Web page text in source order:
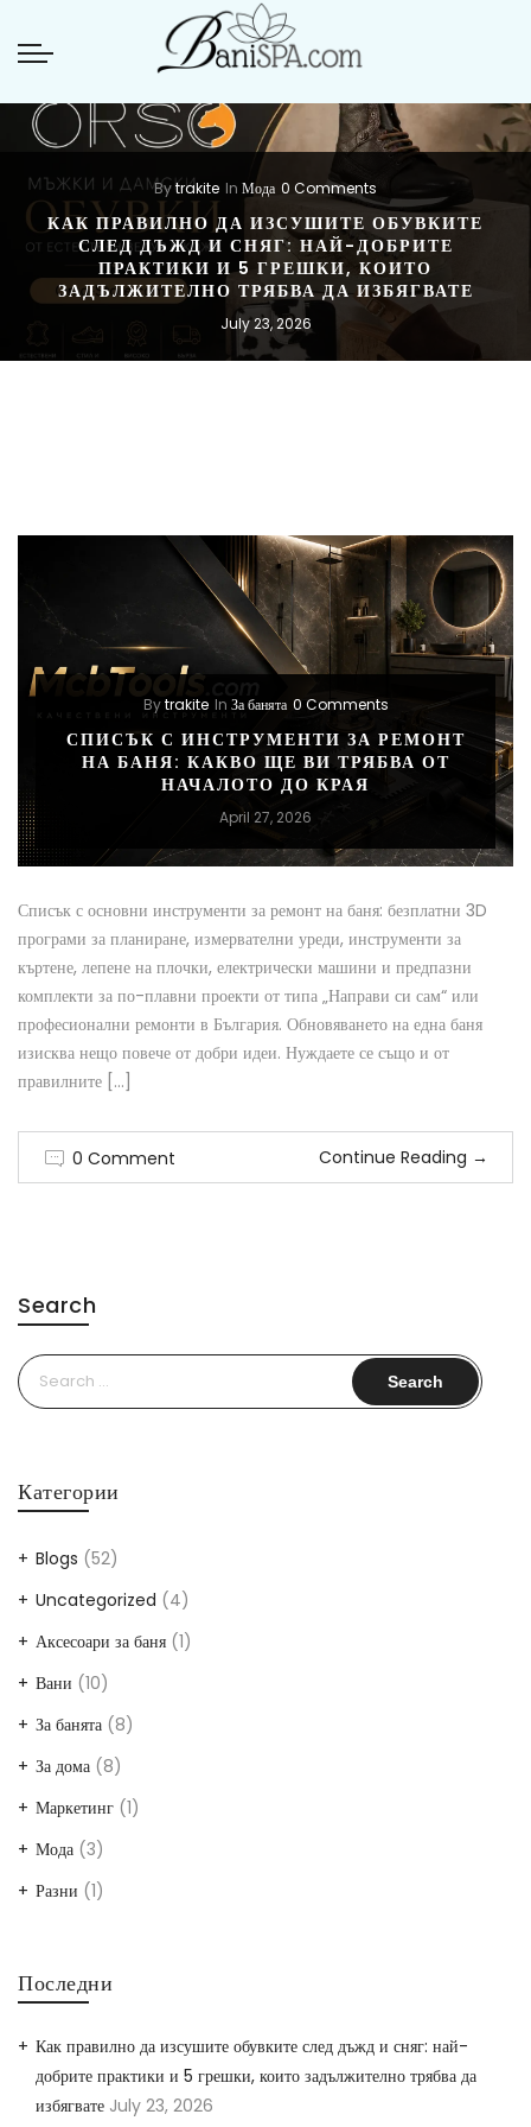
Bytrakite In Мода 0 Comments
КАК ПРАВИЛНО ДА ИЗСУШИТЕ ОБУВКИТЕ
СЛЕД ДЪЖД И СНЯГ: НАЙ-ДОБРИТЕ
ПРАКТИКИ И 5 ГРЕШКИ, КОИТО
ЗАДЪЛЖИТЕЛНО ТРЯБВА ДА ИЗБЯГВАТЕ
July 23, 2026
Bytrakite In За банята 0 Comments
СПИСЪК С ИНСТРУМЕНТИ ЗА РЕМОНТ
НА БАНЯ: КАКВО ЩЕ ВИ ТРЯБВА ОТ
НАЧАЛОТО ДО КРАЯ
April 27, 2026
Списък с основни инструменти за ремонт на баня: безплатни 3D
програми за планиране, измервателни уреди, инструменти за
къртене, лепене на плочки, електрически машини и предпазни
комплекти за по-плавни проекти от типа „Направи си сам“ или
професионални ремонти в България. Обновяването на една баня
изисква нещо повече от добри идеи. Нуждаете се също и от
правилните […]
0 Comment Continue Reading →
Search
Search
for:
Категории
Blogs (52)
Uncategorized (4)
Аксесоари за баня (1)
Вани (10)
За банята (8)
За дома (8)
Маркетинг (1)
Мода (3)
Разни (1)
Последни
Как правилно да изсушите обувките след дъжд и сняг: най-
добрите практики и 5 грешки, които задължително трябва да
избягвате July 23, 2026